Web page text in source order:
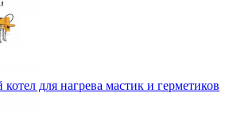
для нагрева мастик и герметиков